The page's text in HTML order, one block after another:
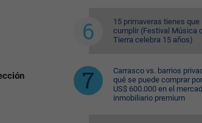
15 primaveras tienes que
cumplir (Festival Música
Tierra celebra 15 años)
Carrasco vs. barrios
qué se puede comprar
US$ 600.000 en el
inmobiliario premium